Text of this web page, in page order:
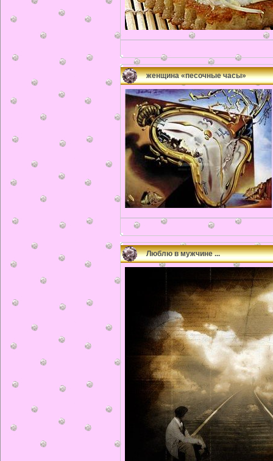
женщина «песочные часы»
Люблю в мужчине ...